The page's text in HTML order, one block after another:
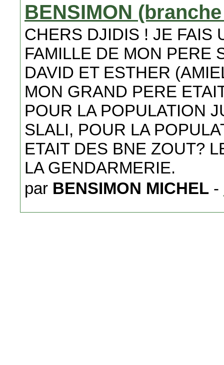
BENSIMON
CHERS DJIDIS ! JE FAIS
FAMILLE DE MON PERE
DAVID ET ESTHER
MON GRAND PERE
POUR LA POPULATION
SLALI, POUR LA
ETAIT DES BNE ZOUT?
LA GENDARMERIE.
par BENSIMON MICHEL -